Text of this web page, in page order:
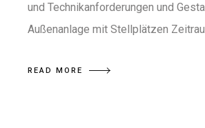
und Technikanforderungen und
Außenanlage mit Stellplätzen
READ MORE